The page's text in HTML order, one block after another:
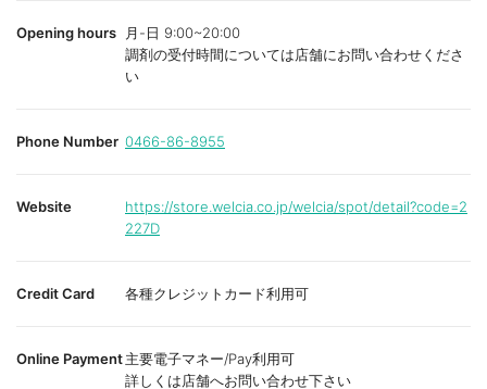
Opening hours
月-日 9:00~20:00
調剤の受付時間については店舗にお問い合わせくださ
い
Phone Number 0466-86-8955
Website
https://store.welcia.co.jp/welcia/spot/detail?code=2
227D
Credit Card 各種クレジットカード利用可
Online Payment主要電子マネー/Pay利用可
詳しくは店舗へお問い合わせ下さい